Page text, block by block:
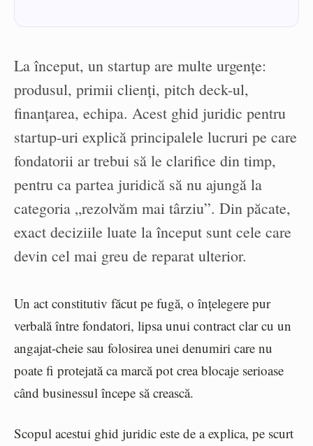
La început, un startup are multe urgențe:
produsul, primii clienți, pitch deck-ul,
finanțarea, echipa. Acest ghid juridic pentru
startup-uri explică principalele lucruri pe care
fondatorii ar trebui să le clarifice din timp,
pentru ca partea juridică să nu ajungă la
categoria „rezolvăm mai târziu”. Din păcate,
exact deciziile luate la început sunt cele care
devin cel mai greu de reparat ulterior.
Un act constitutiv făcut pe fugă, o înțelegere pur
verbală între fondatori, lipsa unui contract clar cu un
angajat-cheie sau folosirea unei denumiri care nu
poate fi protejată ca marcă pot crea blocaje serioase
când businessul începe să crească.
Scopul acestui ghid juridic este de a explica, pe scurt